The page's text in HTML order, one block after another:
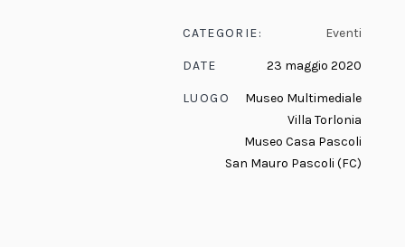
CATEGORIE: Eventi
DATE 23 maggio 2020
LUOGO
Museo Multimediale
Villa Torlonia
Museo Casa Pascoli
San Mauro Pascoli (FC)